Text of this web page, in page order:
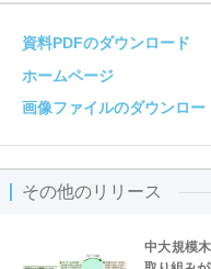
資料PDFのダウンロード
ホームページ
画像ファイルのダウンロー
その他のリリース
中大規模